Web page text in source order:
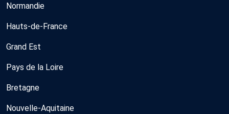
Normandie
Hauts-de-France
Grand Est
Pays de la Loire
Bretagne
Nouvelle-Aquitaine